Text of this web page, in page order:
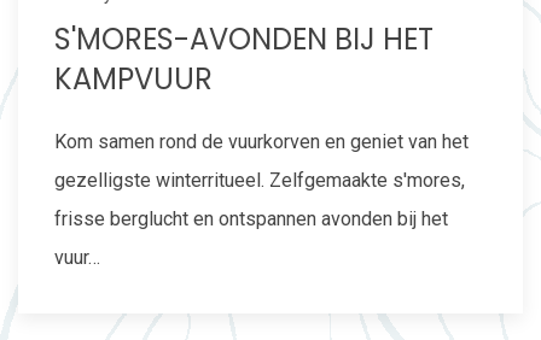
S'MORES-AVONDEN BIJ HET
KAMPVUUR
Kom samen rond de vuurkorven en geniet van het
gezelligste winterritueel. Zelfgemaakte s'mores,
frisse berglucht en ontspannen avonden bij het
vuur…